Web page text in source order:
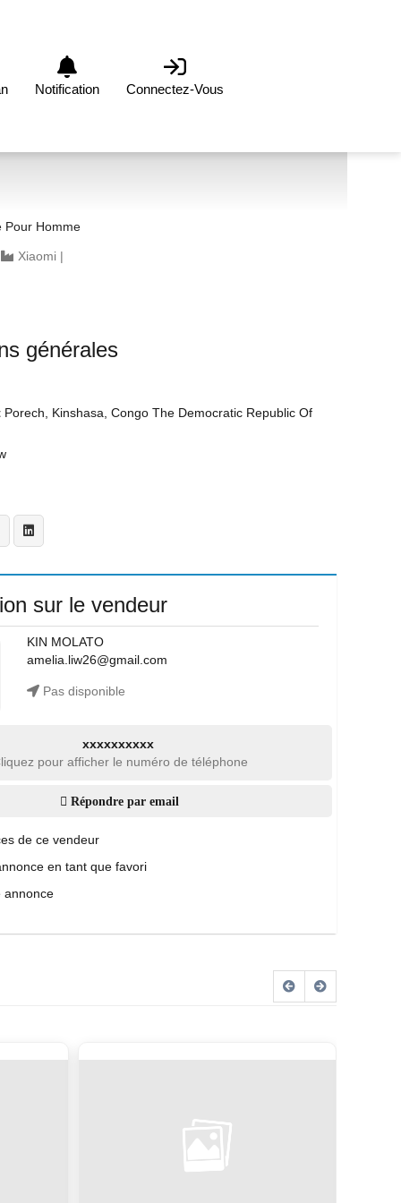
Notification Connectez-Vous
Pour Homme
Xiaomi |
générales
Porech, Kinshasa, Congo The Democratic Republic Of
sur le vendeur
KIN MOLATO
amelia.liw26@gmail.com
Pas disponible
xxxxxxxxxx
pour afficher le numéro de téléphone
Répondre par email
de ce vendeur
en tant que favori
annonce